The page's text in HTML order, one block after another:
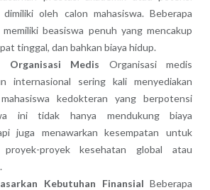
oleh calon mahasiswa. Beberapa
beasiswa penuh yang mencakup
tinggal, dan bahkan biaya hidup.
Organisasi Medis Organisasi medis
internasional sering kali menyediakan
kedokteran yang berpotensi
ini tidak hanya mendukung biaya
juga menawarkan kesempatan untuk
proyek kesehatan global atau
Kebutuhan Finansial Beberapa